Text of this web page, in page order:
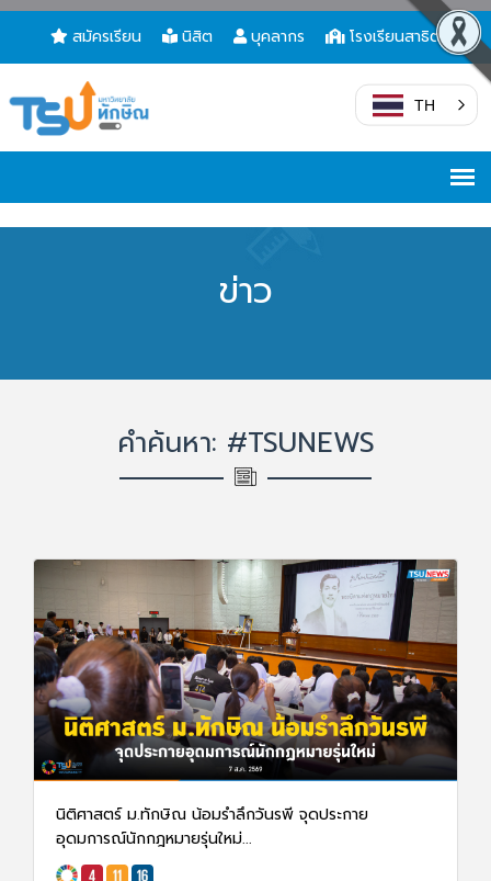
สมัครเรียน นิสิต บุคลากร โรงเรียนสาธิต
TH
ข่าว
คำค้นหา: #TSUNEWS
นิติศาสตร์ ม.ทักษิณ น้อมรำลึกวันรพี จุดประกาย
อุดมการณ์นักกฎหมายรุ่นใหม่...